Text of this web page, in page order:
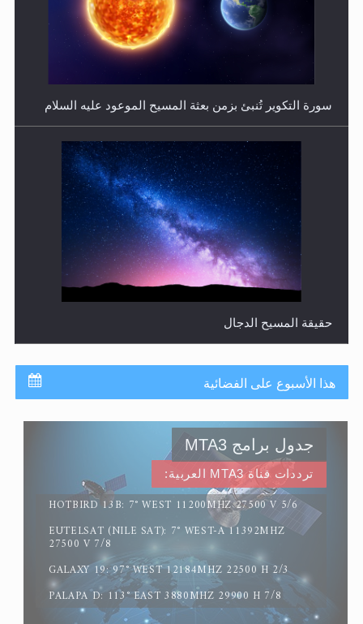
فتوى أمير المؤمنين الميرزا مسرور أحمد أيده الله في أطفال
سورة التكوير تُنبئ بزمن بعثة المسيح الموعود عليه السلام
حقيقة المسيح الدجال
القرآن قاضٍ وحكمٌ على السنة ومهيمنٌ عليها.. ليس العكس
هذا الأسبوع على الفضائية
ترددات قناة MTA3 العربية:
HOTBIRD 13B: 7° WEST 11200MHZ 27500 V 5/6
EUTELSAT (NILE SAT): 7° WEST-A 11392MHZ
27500 V 7/8
GALAXY 19: 97° WEST 12184MHZ 22500 H 2/3
PALAPA D: 113° EAST 3880MHZ 29900 H 7/8
جدول برامج MTA3